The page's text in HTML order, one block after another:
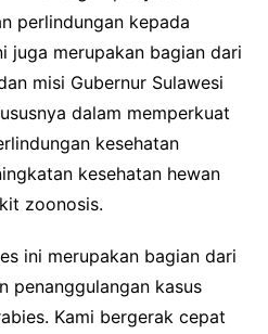
perlindungan kepada
juga merupakan bagian dari
misi Gubernur Sulawesi
dalam memperkuat
kesehatan
kesehatan hewan
zoonosis.
ini merupakan bagian dari
penanggulangan kasus
Kami bergerak cepat